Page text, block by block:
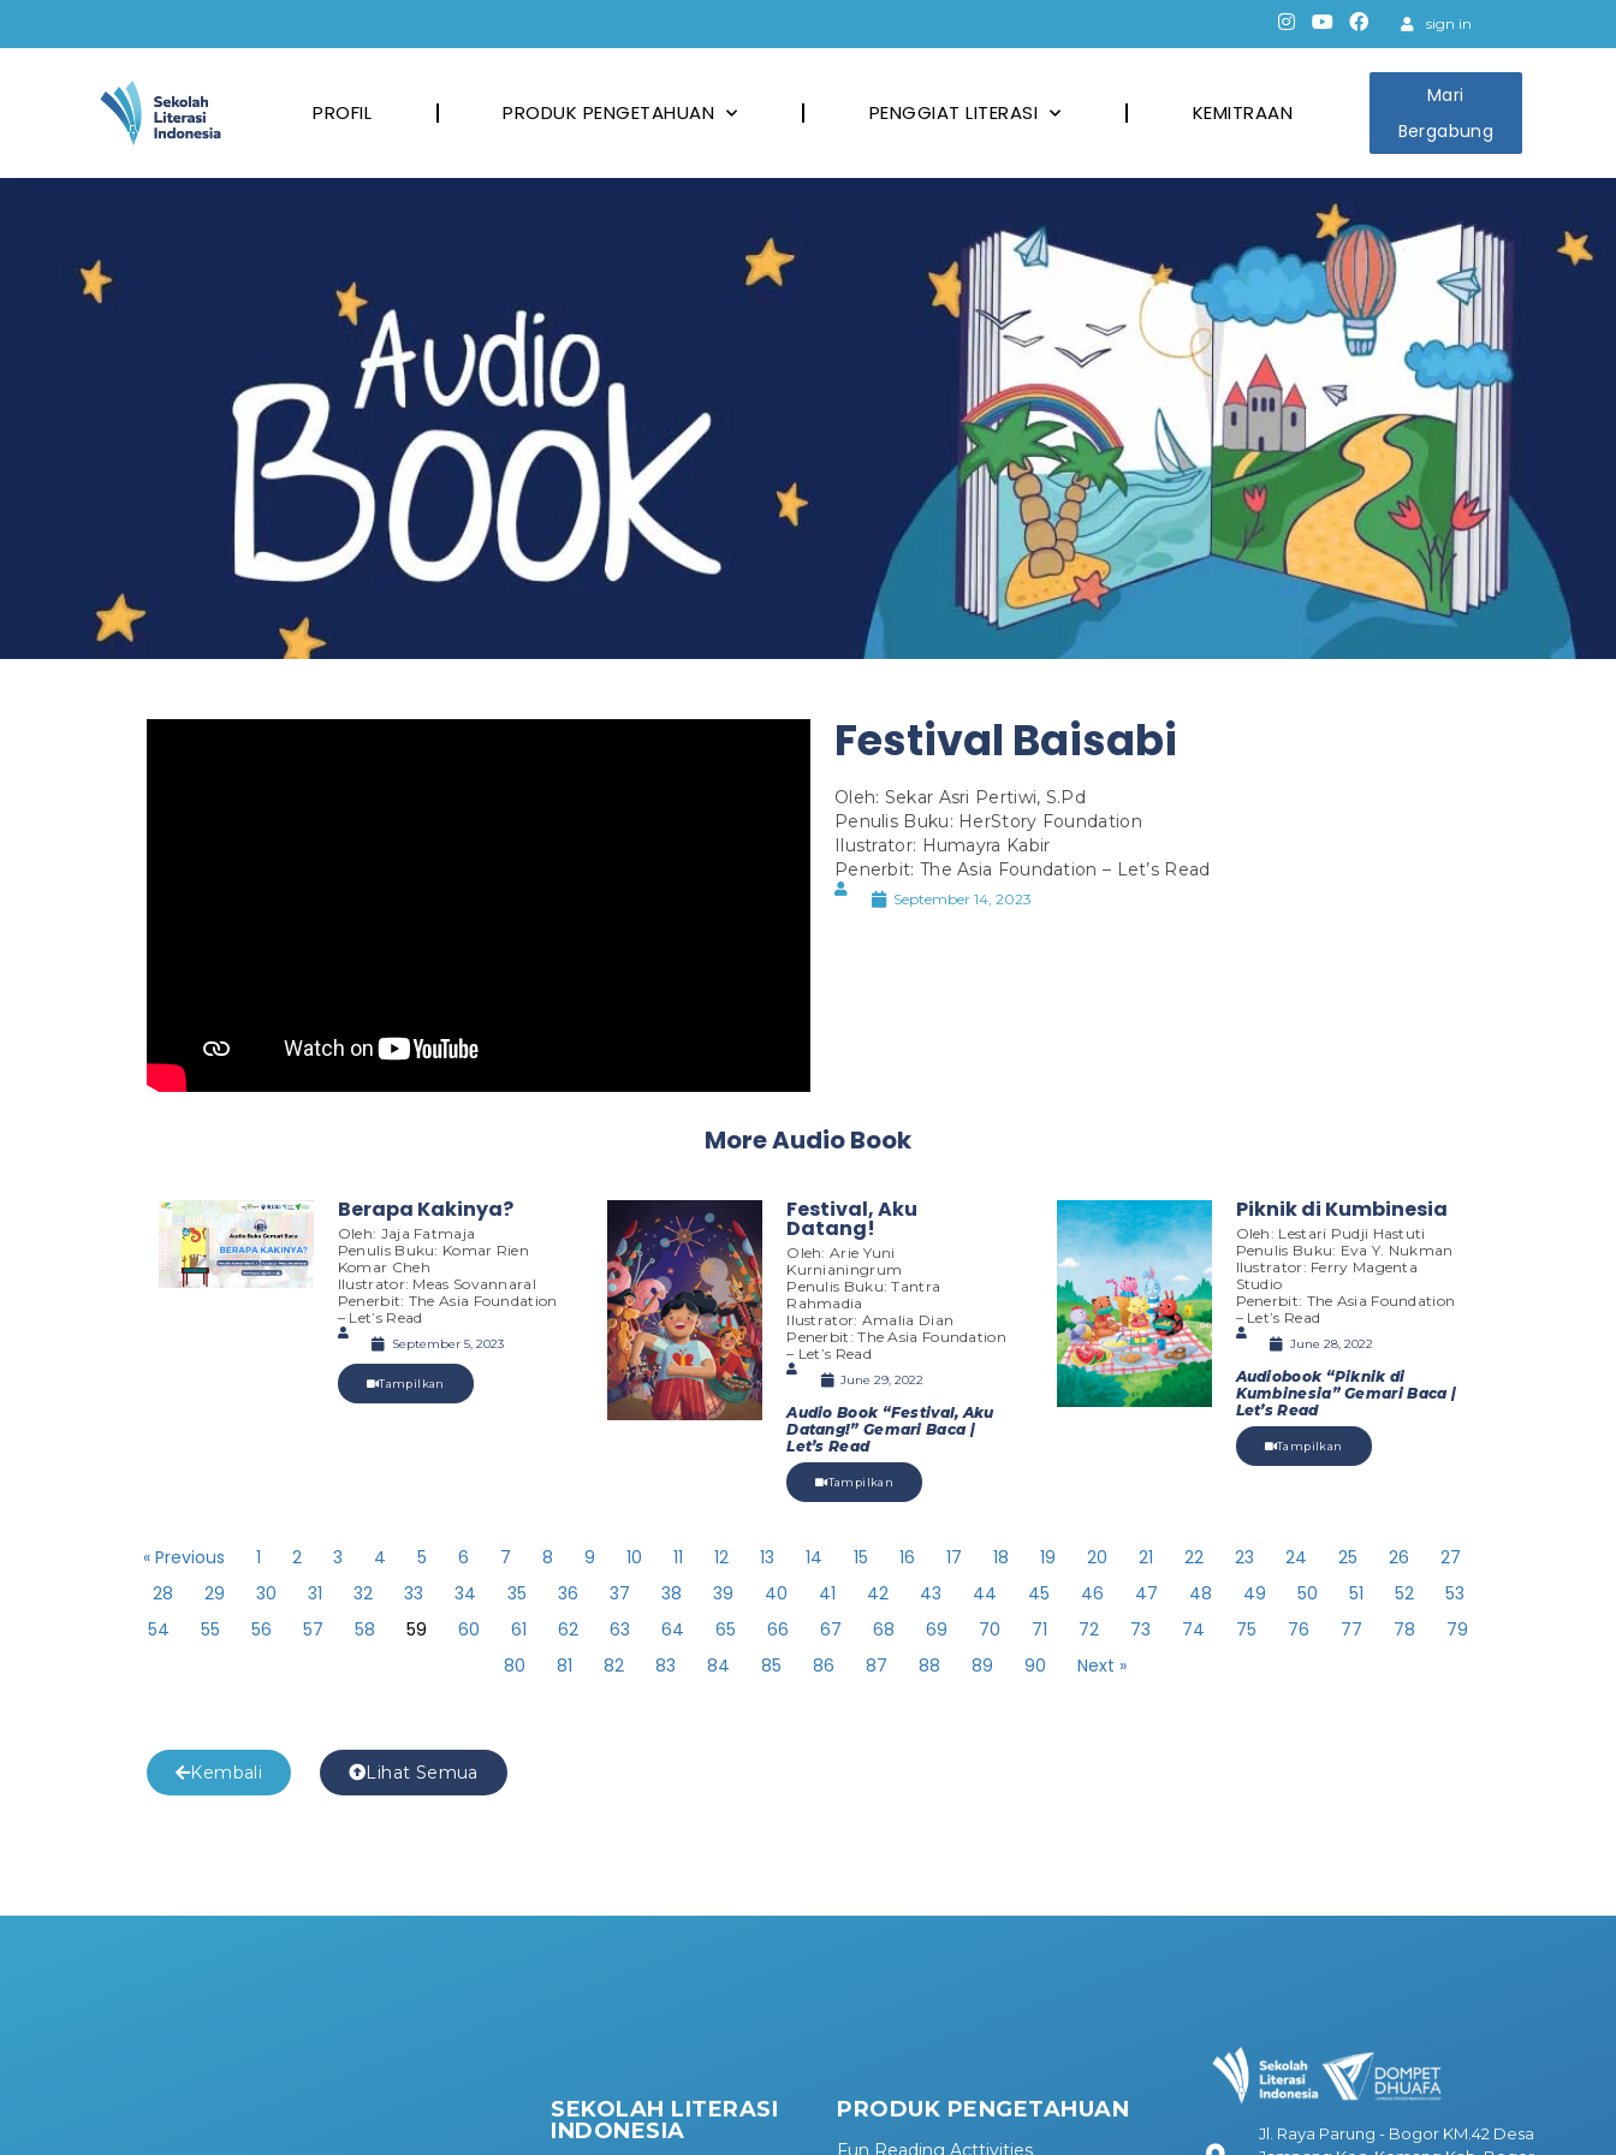
sign in
PROFIL PRODUK PENGETAHUAN PENGGIAT LITERASI KEMITRAAN
Mari
Bergabung
Festival Baisabi
Oleh: Sekar Asri Pertiwi, S.Pd
Penulis Buku: HerStory Foundation
Ilustrator: Humayra Kabir
Penerbit: The Asia Foundation – Let’s Read
September 14, 2023
More Audio Book
Berapa Kakinya?
Oleh: Jaja Fatmaja
Penulis Buku: Komar Rien
Komar Cheh
Ilustrator: Meas SovannaraI
Penerbit: The Asia Foundation
– Let’s Read
September 5, 2023
Tampilkan
Festival, Aku
Datang!
Oleh: Arie Yuni
Kurnianingrum
Penulis Buku: Tantra
Rahmadia
Ilustrator: Amalia Dian
Penerbit: The Asia Foundation
– Let’s Read
June 29, 2022
Audio Book “Festival, Aku
Datang!” Gemari Baca |
Let’s Read
Tampilkan
Piknik di Kumbinesia
Oleh: Lestari Pudji Hastuti
Penulis Buku: Eva Y. Nukman
Ilustrator: Ferry Magenta
Studio
Penerbit: The Asia Foundation
– Let’s Read
June 28, 2022
Audiobook “Piknik di
Kumbinesia” Gemari Baca |
Let’s Read
Tampilkan
« Previous 1 2 3 4 5 6 7 8 9 10 11 12 13 14 15 16 17 18 19 20 21 22 23 24 25 26
27
28
29 30 31 32 33 34 35 36 37 38 39 40 41 42 43 44 45 46 47 48 49 50 51 52
53
54
55 56 57 58 59 60 61 62 63 64 65 66 67 68 69 70 71 72 73 74 75 76 77 78
79
80
81 82 83 84 85 86 87 88 89 90 Next »
Kembali Lihat Semua
SEKOLAH LITERASI
INDONESIA
PRODUK PENGETAHUAN
Fun Reading Acttivities
Jl. Raya Parung - Bogor KM.42 Desa